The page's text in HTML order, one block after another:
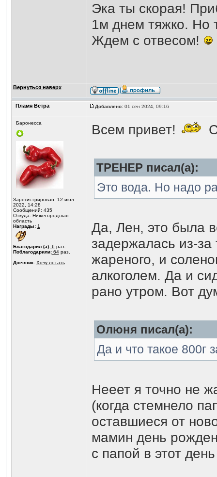
Эка ты скорая!
1м днем тяжко. Но
Ждем с отвесом!
Вернуться наверх
Пламя Ветра Добавлено:01 сен 2024, 09:16
Баронесса
Зарегистрирован: 12 июл
2022, 14:28
Сообщений: 435
Откуда: Нижегородская
область
Награды: 1
Благодарил (а):6 раз.
Поблагодарили:64раз.
Дневник: Хочу летать
Всем привет!
ТРЕНЕР писал(а):
Это вода. Но надо
Да, Лен, это была
задержалась из-
жареного, и
алкоголем. Да и
рано утром. Вот
Олюня писал(а):
Да и что такое 800г
Нееет я точно не
(когда стемнело
оставшиеся от
мамин день
с папой в этот